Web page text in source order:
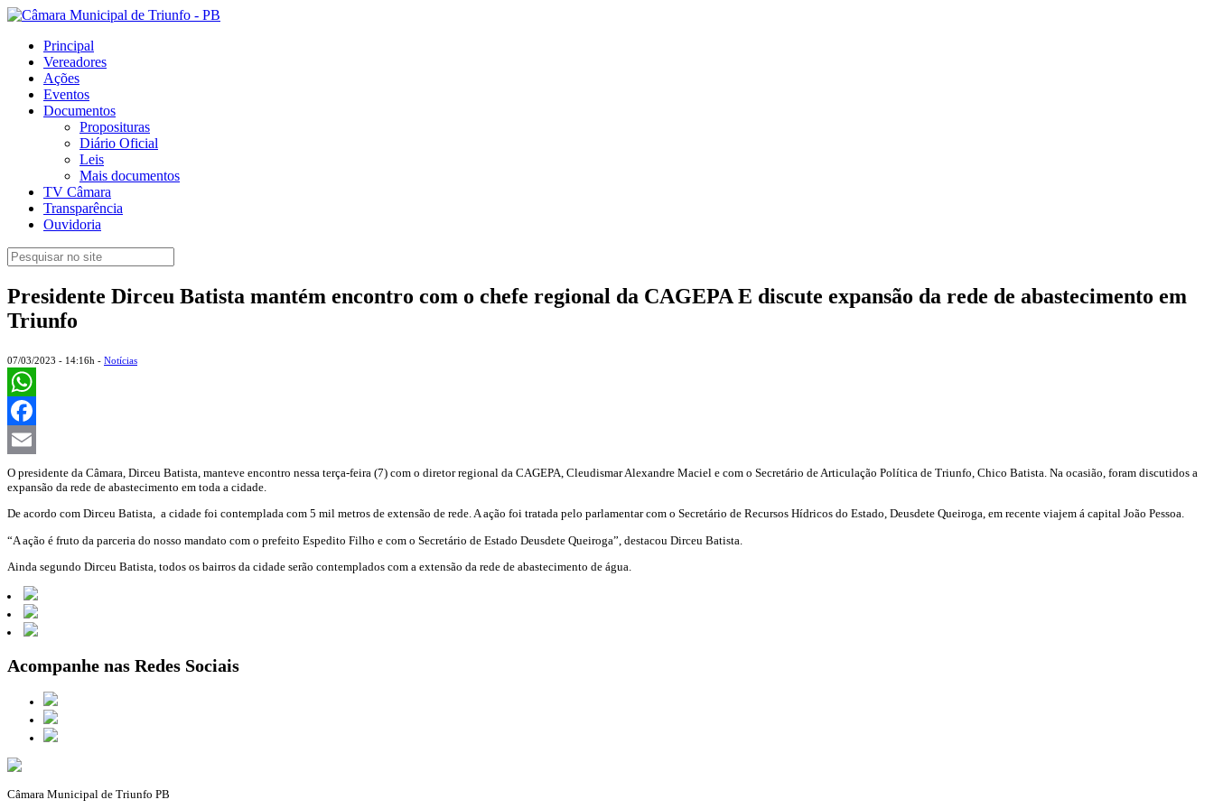
Principal
Vereadores
Ações
Eventos
Documentos
Proposituras
Diário Oficial
Leis
Mais documentos
TV Câmara
Transparência
Ouvidoria
Presidente Dirceu Batista mantém encontro com o chefe regional da CAGEPA E discute expansão da rede de abastecimento em
Triunfo
07/03/2023 - 14:16h - Notícias
WhatsApp
Facebook
Email
O presidente da Câmara, Dirceu Batista, manteve encontro nessa terça-feira (7) com o diretor regional da CAGEPA, Cleudismar Alexandre Maciel e com o Secretário de Articulação Política de Triunfo, Chico Batista. Na ocasião, foram discutidos a
expansão da rede de abastecimento em toda a cidade.
De acordo com Dirceu Batista, a cidade foi contemplada com 5 mil metros de extensão de rede. A ação foi tratada pelo parlamentar com o Secretário de Recursos Hídricos do Estado, Deusdete Queiroga, em recente viajem á capital João Pessoa.
“A ação é fruto da parceria do nosso mandato com o prefeito Espedito Filho e com o Secretário de Estado Deusdete Queiroga”, destacou Dirceu Batista.
Ainda segundo Dirceu Batista, todos os bairros da cidade serão contemplados com a extensão da rede de abastecimento de água.
Acompanhe nas Redes Sociais
Câmara Municipal de Triunfo PB